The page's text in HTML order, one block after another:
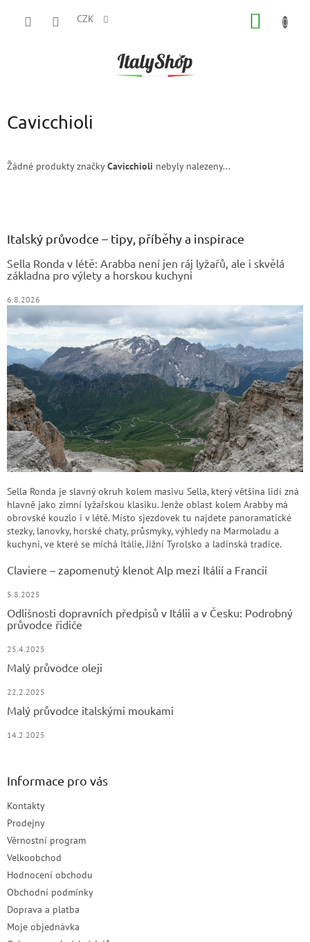
CZK
Cavicchioli
Žádné produkty značkyCavicchioli nebyly nalezeny...
Italský průvodce – tipy, příběhy a inspirace
Sella Ronda v létě: Arabba není jen ráj lyžařů, ale i skvělá
základna pro výlety a horskou kuchyni
6.8.2026
Sella Ronda je slavný okruh kolem masivu Sella, který většina lidí zná
hlavně jako zimní lyžařskou klasiku. Jenže oblast kolem Arabby má
obrovské kouzlo i v létě. Místo sjezdovek tu najdete panoramatické
stezky, lanovky, horské chaty, průsmyky, výhledy na Marmoladu a
kuchyni, ve které se míchá Itálie, Jižní Tyrolsko a ladinská tradice.
Claviere – zapomenutý klenot Alp mezi Itálií a Francií
5.8.2025
Odlišnosti dopravních předpisů v Itálii a v Česku: Podrobný
průvodce řidiče
25.4.2025
Malý průvodce oleji
22.2.2025
Malý průvodce italskými moukami
14.2.2025
Informace pro vás
Kontakty
Prodejny
Věrnostní program
Velkoobchod
Hodnocení obchodu
Obchodní podmínky
Doprava a platba
Moje objednávka